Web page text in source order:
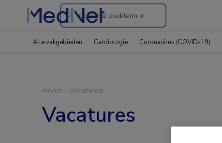
Search
the
Alle vakgebieden Cardiologie Coronavirus (COVID-19)
Home | Vacatures
Vacatures